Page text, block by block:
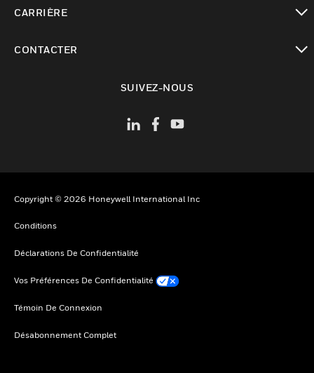
CARRIÈRE
CONTACTER
SUIVEZ-NOUS
Copyright © 2026 Honeywell International Inc
Conditions
Déclarations De Confidentialité
Vos Préférences De Confidentialité
Témoin De Connexion
Désabonnement Complet